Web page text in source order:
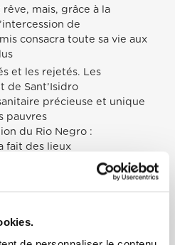
mais, grâce à la
de
consacra toute sa vie aux
et les rejetés. Les
de Sant’Isidro
précieuse et unique
pauvres
du Rio Negro :
fait des lieux
de Dieu, où les soins de
été réécrite : le Bon